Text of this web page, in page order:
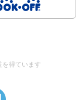
を得ています